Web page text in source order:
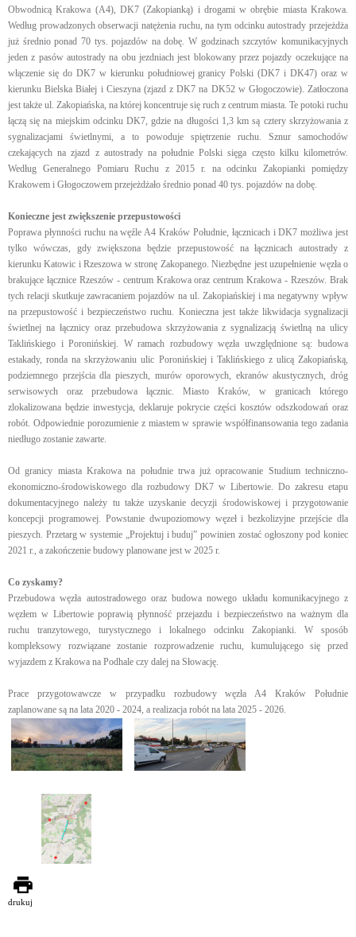
Obwodnicą Krakowa (A4), DK7 (Zakopianką) i drogami w obrębie miasta Krakowa.
Według prowadzonych obserwacji natężenia ruchu, na tym odcinku autostrady przejeżdża
już średnio ponad 70 tys. pojazdów na dobę. W godzinach szczytów komunikacyjnych
jeden z pasów autostrady na obu jezdniach jest blokowany przez pojazdy oczekujące na
włączenie się do DK7 w kierunku południowej granicy Polski (DK7 i DK47) oraz w
kierunku Bielska Białej i Cieszyna (zjazd z DK7 na DK52 w Głogoczowie). Zatłoczona
jest także ul. Zakopiańska, na której koncentruje się ruch z centrum miasta. Te potoki ruchu
łączą się na miejskim odcinku DK7, gdzie na długości 1,3 km są cztery skrzyżowania z
sygnalizacjami świetlnymi, a to powoduje spiętrzenie ruchu. Sznur samochodów
czekających na zjazd z autostrady na południe Polski sięga często kilku kilometrów.
Według Generalnego Pomiaru Ruchu z 2015 r. na odcinku Zakopianki pomiędzy
Krakowem i Głogoczowem przejeżdżało średnio ponad 40 tys. pojazdów na dobę.
Konieczne jest zwiększenie przepustowości
Poprawa płynności ruchu na węźle A4 Kraków Południe, łącznicach i DK7 możliwa jest
tylko wówczas, gdy zwiększona będzie przepustowość na łącznicach autostrady z
kierunku Katowic i Rzeszowa w stronę Zakopanego. Niezbędne jest uzupełnienie węzła o
brakujące łącznice Rzeszów - centrum Krakowa oraz centrum Krakowa - Rzeszów. Brak
tych relacji skutkuje zawracaniem pojazdów na ul. Zakopiańskiej i ma negatywny wpływ
na przepustowość i bezpieczeństwo ruchu. Konieczna jest także likwidacja sygnalizacji
świetlnej na łącznicy oraz przebudowa skrzyżowania z sygnalizacją świetlną na ulicy
Taklińskiego i Poronińskiej. W ramach rozbudowy węzła uwzględnione są: budowa
estakady, ronda na skrzyżowaniu ulic Poronińskiej i Taklińskiego z ulicą Zakopiańską,
podziemnego przejścia dla pieszych, murów oporowych, ekranów akustycznych, dróg
serwisowych oraz przebudowa łącznic. Miasto Kraków, w granicach którego
zlokalizowana będzie inwestycja, deklaruje pokrycie części kosztów odszkodowań oraz
robót. Odpowiednie porozumienie z miastem w sprawie współfinansowania tego zadania
niedługo zostanie zawarte.
Od granicy miasta Krakowa na południe trwa już opracowanie Studium techniczno-
ekonomiczno-środowiskowego dla rozbudowy DK7 w Libertowie. Do zakresu etapu
dokumentacyjnego należy tu także uzyskanie decyzji środowiskowej i przygotowanie
koncepcji programowej. Powstanie dwupoziomowy węzeł i bezkolizyjne przejście dla
pieszych. Przetarg w systemie „Projektuj i buduj” powinien zostać ogłoszony pod koniec
2021 r., a zakończenie budowy planowane jest w 2025 r.
Co zyskamy?
Przebudowa węzła autostradowego oraz budowa nowego układu komunikacyjnego z
węzłem w Libertowie poprawią płynność przejazdu i bezpieczeństwo na ważnym dla
ruchu tranzytowego, turystycznego i lokalnego odcinku Zakopianki. W sposób
kompleksowy rozwiązane zostanie rozprowadzenie ruchu, kumulującego się przed
wyjazdem z Krakowa na Podhale czy dalej na Słowację.
Prace przygotowawcze w przypadku rozbudowy węzła A4 Kraków Południe
zaplanowane są na lata 2020 - 2024, a realizacja robót na lata 2025 - 2026.
drukuj